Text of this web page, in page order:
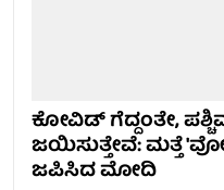
ಕೋವಿಡ್‌ ಗೆದ್ದಂತೇ,
ಜಯಿಸುತ್ತೇವೆ: ಮತ್ತೆ
ಜಪಿಸಿದ ಮೋದಿ